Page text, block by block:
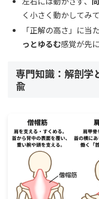
く小さく動かしてみ
「正解の高さ」に当
っとゆるむ感覚が先
専門知識：解剖学
兪